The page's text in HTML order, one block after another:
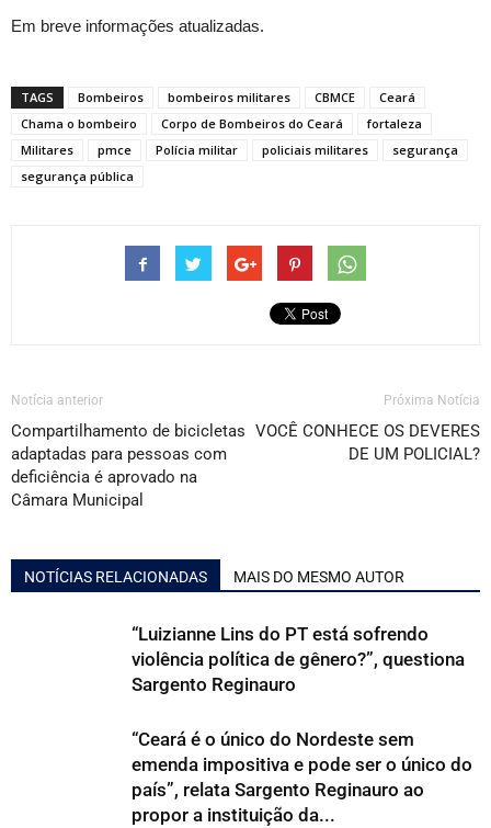
Em breve informações atualizadas.
TAGS Bombeiros bombeiros militares CBMCE
Ceará
Chama o bombeiro
Corpo de Bombeiros do Ceará
fortaleza
Militares
pmce Polícia militar policiais militares
segurança
segurança pública
Notícia anterior
Compartilhamento de bicicletas
adaptadas para pessoas com
deficiência é aprovado na
Câmara Municipal
Próxima Notícia
VOCÊ CONHECE OS DEVERES
DE UM POLICIAL?
NOTÍCIAS RELACIONADAS MAIS DO MESMO AUTOR
“Luizianne Lins do PT está sofrendo
violência política de gênero?”, questiona
Sargento Reginauro
“Ceará é o único do Nordeste sem
emenda impositiva e pode ser o único do
país”, relata Sargento Reginauro ao
propor a instituição da...